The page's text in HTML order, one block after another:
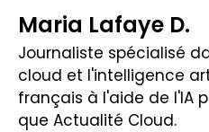
Maria Lafaye D.
Journaliste spécialisé
cloud et l'intelligence
français à l'aide de l'IA
que Actualité Cloud.